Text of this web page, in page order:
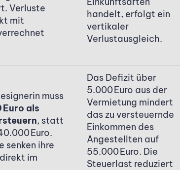
Verluste
mit
handelt, erfolgt ein
vertikaler
Verlustausgleich.
muss
als
, statt
Euro.
senken ihre
im
Das Defizit über
5.000 Euro aus der
Vermietung mindert
das zu versteuernde
Einkommen des
Angestellten auf
55.000 Euro. Die
Steuerlast reduziert